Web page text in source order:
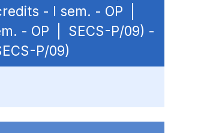
- I sem. - OP |
- OP | SECS-P/09) -
P/09)